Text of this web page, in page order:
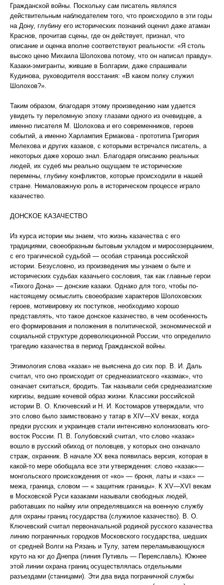
Гражданской войны. Поскольку сам писатель являлся
действительным наблюдателем того, что происходило в эти годы
на Дону, глубину его исторических познаний оценил даже атаман
Краснов, прочитав сцены, где он действует, признал, что
описание и оценка вполне соответствуют реальности: «Я столь
высоко ценю Михаила Шолохова потому, что он написал правду».
Казаки-эмигранты, жившие в Болгарии, даже спрашивали
Кудинова, руководителя восстания: «В каком полку служил
Шолохов?».
Таким образом, благодаря этому произведению нам удается
увидеть ту переломную эпоху глазами одного из очевидцев, а
именно писателя М. Шолохова и его современников, героев
событий, а именно Харлампия Ермакова - прототипа Григория
Мелехова и других казаков, с которыми встречался писатель, а
некоторых даже хорошо знал. Благодаря описанию реальных
людей, их судеб мы реально ощущаем те исторические
перемены, глубину конфликтов, которые происходили в нашей
стране. Немаловажную роль в историческом процессе играло
казачество.
ДОНСКОЕ КАЗАЧЕСТВО
Из курса истории мы знаем, что жизнь казачества с его
традициями, своеобразным бытовым укладом и миросозерцанием,
с его трагической судьбой — особая страница российской
истории. Безусловно, из произведения мы узнаем о быте и
исторических судьбах казачьего сословия, так как главные герои
«Тихого Дона» — донские казаки. Однако для того, чтобы по-
настоящему осмыслить своеобразие характеров Шолоховских
героев, мотивировку их поступков, необходимо хорошо
представлять, что такое донское казачество, в чем особенность
его формирования и положения в политической, экономической и
социальной структуре дореволюционной России, что определило
трагедию казачества в период Гражданской войны.
Этимология слова «казак» не выяснена до сих пор. В. И. Даль
считал, что оно происходит от среднеазиатского «казмак», что
означает скитаться, бродить. Так называли себя среднеазиатские
киргизы, ведшие кочевой образ жизни. Классики российской
истории В. О. Ключевский и Н. И. Костомаров утверждали, что
это слово было заимствовано у татар в XIV—XV веках, когда
предки русских и украинцев стали интенсивно колонизовать юго-
восток России. П. В. Голубовский считал, что слово «казак»
вошло в русский обиход от половцев, у которых оно означало
страж, охранник. В начале XX века появилась версия, которая в
какой-то мере обобщала все эти утверждения: слово «казак»—
монгольского происхождения от «ко» — броня, латы и «зах» —
межа, граница, словом — « защитник границы». К XV—XVI векам
в Московской Руси казаками называли свободных людей,
работавших по найму или определявшихся на военную службу
для охраны границ государства (служилое казачество). В. О.
Ключевский считал первоначальной родиной русского казачества
линию пограничных городков Московского государства, шедших
от средней Волги на Рязань и Тулу, затем переламывающуюся
круто на юг до Днепра (линия Путивль — Переяславль). Южнее
этой линии охрана границ осуществлялась отдельными
разъездами (станицами). Эти два вида пограничной службы